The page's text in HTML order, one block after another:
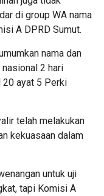
di group WA nama
A DPRD Sumut.
nama dan
2 hari
ayat 5 Perki
telah melakukan
kekuasaan dalam
untuk uji
tapi Komisi A